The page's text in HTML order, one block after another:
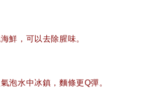
鮮，可以去除腥味。
泡水中冰鎮，麵條更Q彈。